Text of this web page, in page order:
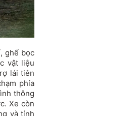
ghế bọc
vật liệu
lái tiên
phía
thông
Xe còn
và tính